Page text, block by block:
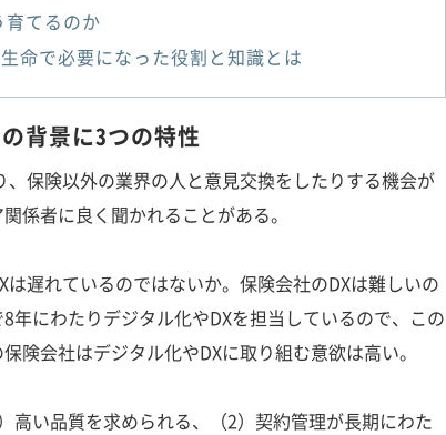
育てるのか
命で必要になった役割と知識とは
背景に3つの特性
保険以外の業界の人と意見交換をしたりする機会が
係者に良く聞かれることがある。
遅れているのではないか。保険会社のDXは難しいの
年にわたりデジタル化やDXを担当しているので、この
険会社はデジタル化やDXに取り組む意欲は高い。
い品質を求められる、（2）契約管理が長期にわた